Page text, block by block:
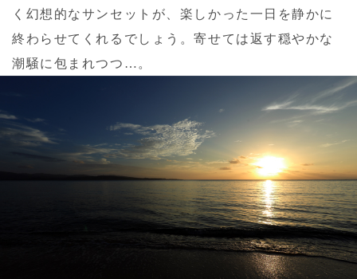
く幻想的なサンセットが、楽しかった一日を静かに
終わらせてくれるでしょう。寄せては返す穏やかな
潮騒に包まれつつ…。